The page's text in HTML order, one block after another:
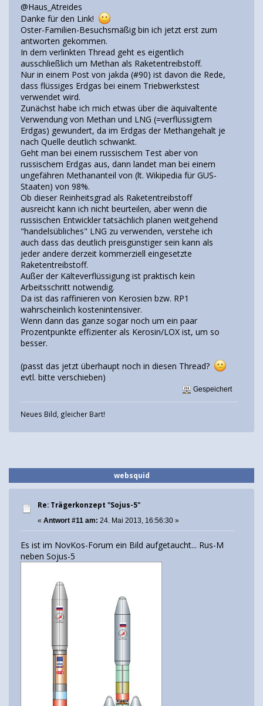
@Haus_Atreides
Danke für den Link!
Oster-Familien-Besuchsmäßig bin ich jetzt erst zum
antworten gekommen.
In dem verlinkten Thread geht es eigentlich
ausschließlich um Methan als Raketentreibstoff.
Nur in einem Post von jakda (#90) ist davon die Rede,
dass flüssiges Erdgas bei einem Triebwerkstest
verwendet wird.
Zunächst habe ich mich etwas über die äquivaltente
Verwendung von Methan und LNG (=verflüssigtem
Erdgas) gewundert, da im Erdgas der Methangehalt je
nach Quelle deutlich schwankt.
Geht man bei einem russischem Test aber von
russischem Erdgas aus, dann landet man bei einem
ungefähren Methananteil von (lt. Wikipedia für GUS-
Staaten) von 98%.
Ob dieser Reinheitsgrad als Raketentreibstoff
ausreicht kann ich nicht beurteilen, aber wenn die
russischen Entwickler tatsächlich planen weitgehend
"handelsübliches" LNG zu verwenden, verstehe ich
auch dass das deutlich preisgünstiger sein kann als
jeder andere derzeit kommerziell eingesetzte
Raketentreibstoff.
Außer der Kälteverflüssigung ist praktisch kein
Arbeitsschritt notwendig.
Da ist das raffinieren von Kerosien bzw. RP1
wahrscheinlich kostenintensiver.
Wenn dann das ganze sogar noch um ein paar
Prozentpunkte effizienter als Kerosin/LOX ist, um so
besser.
(passt das jetzt überhaupt noch in diesen Thread?
evtl. bitte verschieben)
Gespeichert
Neues Bild, gleicher Bart!
websquid
Re: Trägerkonzept "Sojus-5"
« Antwort #11 am: 24. Mai 2013, 16:56:30 »
Es ist im NovKos-Forum ein Bild aufgetaucht... Rus-M
neben Sojus-5